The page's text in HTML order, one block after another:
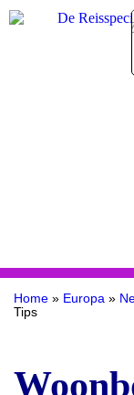
Home » Europa »
Tips